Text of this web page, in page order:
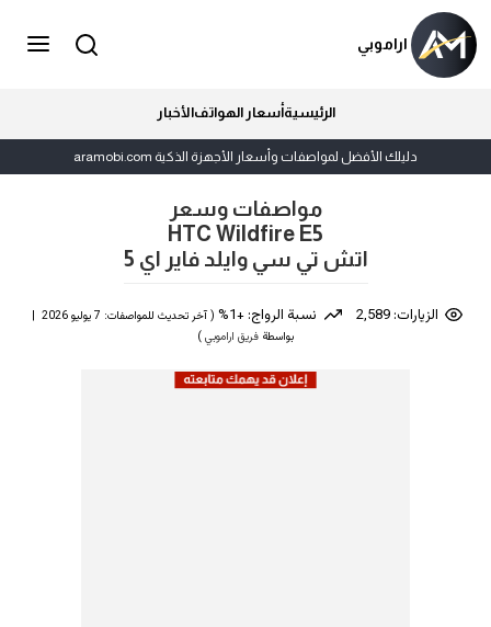
اراموبي
الرئيسيةأسعار الهواتفالأخبار
دليلك الأفضل لمواصفات وأسعار الأجهزة الذكية aramobi.com
مواصفات وسعر
HTC Wildfire E5
اتش تي سي وايلد فاير اي 5
الزيارات: 2,589 نسبة الرواج: +1%
( آخر تحديث للمواصفات: 7 يوليو 2026 |
بواسطة فريق اراموبي)